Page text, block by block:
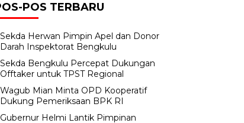
POS TERBARU
Sekda Herwan Pimpin Apel dan Donor
Darah Inspektorat Bengkulu
Sekda Bengkulu Percepat Dukungan
Offtaker untuk TPST Regional
Wagub Mian Minta OPD Kooperatif
Dukung Pemeriksaan BPK RI
Gubernur Helmi Lantik Pimpinan